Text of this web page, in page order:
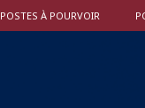
POSTES À POURVOIR